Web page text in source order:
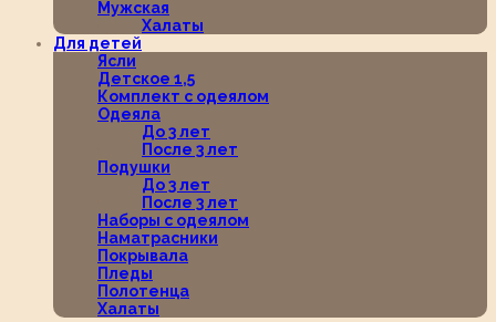
Мужская
Халаты
Для детей
Ясли
Детское 1,5
Комплект с одеялом
Одеяла
До 3 лет
После 3 лет
Подушки
До 3 лет
После 3 лет
Наборы с одеялом
Наматрасники
Покрывала
Пледы
Полотенца
Халаты